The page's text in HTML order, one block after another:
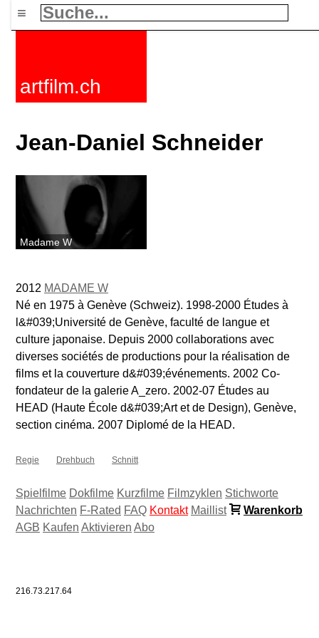
≡
artfilm.ch
Jean-Daniel Schneider
Madame W
2012 MADAME W
Né en 1975 à Genève (Schweiz). 1998-2000 Études à
l&#039;Université de Genève, faculté de langue et
culture japonaise. Depuis 2000 collaborations avec
diverses sociétés de productions pour la réalisation de
films et la couverture d&#039;événements. 2002 Co-
fondateur de la galerie A_zero. 2002-07 Études au
HEAD (Haute École d&#039;Art et de Design), Genève,
section cinéma. 2007 Diplomé de la HEAD.
Regie Drehbuch Schnitt
Spielfilme Dokfilme Kurzfilme Filmzyklen Stichworte
Nachrichten F-Rated FAQ Kontakt Maillist
Warenkorb
AGB Kaufen Aktivieren Abo
216.73.217.64